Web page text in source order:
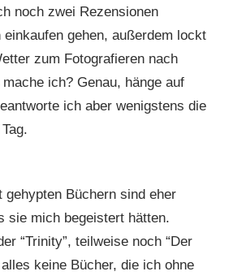
noch zwei Rezensionen
gehen, außerdem lockt
zum Fotografieren nach
ich? Genau, hänge auf
ich aber wenigstens die
gehypten Büchern sind eher
sie mich begeistert hätten.
“Trinity”, teilweise noch “Der
keine Bücher, die ich ohne